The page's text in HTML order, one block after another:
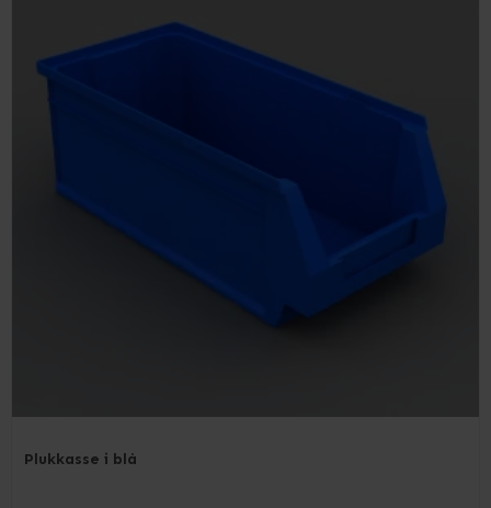
Plukkasse i blå